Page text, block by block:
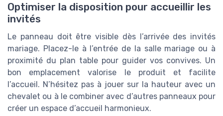
Optimiser la disposition pour accueillir les
invités
Le panneau doit être visible dès l’arrivée des invités
mariage. Placez-le à l’entrée de la salle mariage ou à
proximité du plan table pour guider vos convives. Un
bon emplacement valorise le produit et facilite
l’accueil. N’hésitez pas à jouer sur la hauteur avec un
chevalet ou à le combiner avec d’autres panneaux pour
créer un espace d’accueil harmonieux.